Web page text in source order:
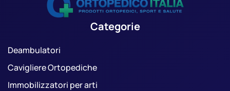
Categorie
Deambulatori
Cavigliere Ortopediche
Immobilizzatori per arti